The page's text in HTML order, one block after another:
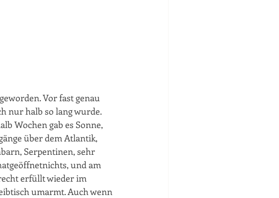
Vor fast genau
nur halb so lang wurde.
Wochen gab es Sonne,
über dem Atlantik,
Serpentinen, sehr
und am
erfüllt wieder im
umarmt. Auch wenn